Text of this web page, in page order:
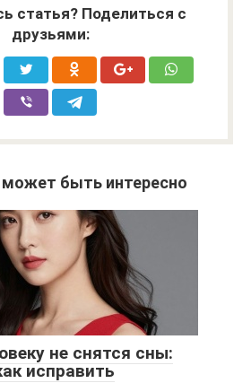
статья? Поделиться с
друзьями:
быть интересно
не снятся сны:
исправить